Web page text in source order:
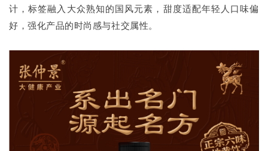
计，标签融入大众熟知的国风元素，甜度适配年轻人口味偏
好，强化产品的时尚感与社交属性。